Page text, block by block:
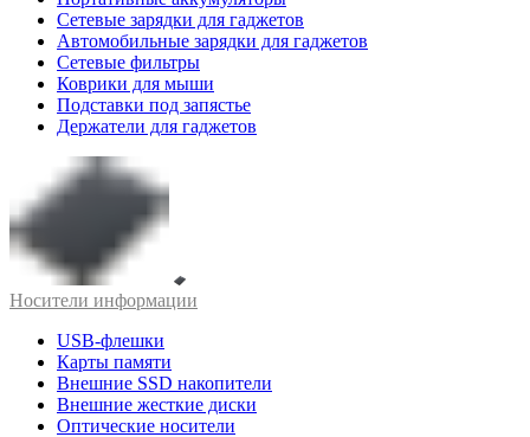
Сетевые зарядки для гаджетов
Автомобильные зарядки для гаджетов
Сетевые фильтры
Коврики для мыши
Подставки под запястье
Держатели для гаджетов
Носители информации
USB-флешки
Карты памяти
Внешние SSD накопители
Внешние жесткие диски
Оптические носители